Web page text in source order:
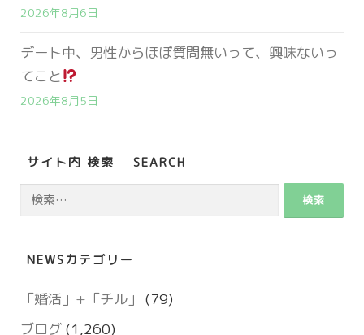
2026年8月6日
デート中、男性からほぼ質問無いって、興味ないっ
てこと
2026年8月5日
サイト内 検索 SEARCH
検
NEWSカテゴリー
「婚活」+「チル」 (79)
ブログ (1,260)